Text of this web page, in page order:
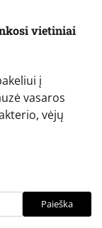
vietiniai
į
vasaros
vėjų
Paieška